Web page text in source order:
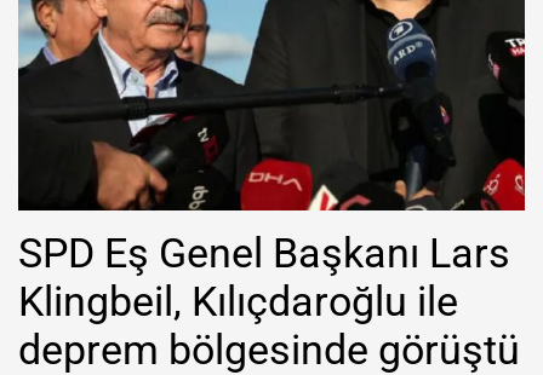
SPD Eş Genel Başkanı Lars
Klingbeil, Kılıçdaroğlu ile
deprem bölgesinde görüştü